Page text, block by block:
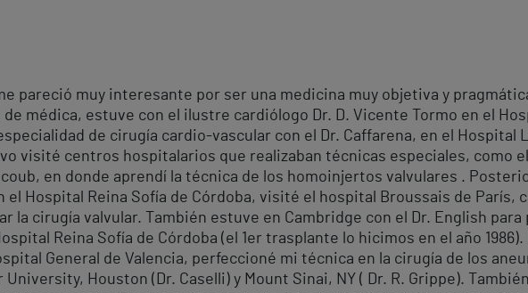
pareció muy interesante por ser una medicina muy objetiva y
médica, estuve con el ilustre cardiólogo Dr. D. Vicente Tormo en el
de cirugía cardio-vascular con el Dr. Caffarena, en el Hospital
visité centros hospitalarios que realizaban técnicas especiales, como
en donde aprendí la técnica de los homoinjertos valvulares .
Hospital Reina Sofía de Córdoba, visité el hospital Broussais de París,
la cirugía valvular. También estuve en Cambridge con el Dr. English para
Reina Sofía de Córdoba (el 1er trasplante lo hicimos en el año 1986).
General de Valencia, perfeccioné mi técnica en la cirugía de los
Houston (Dr. Caselli) y Mount Sinai, NY ( Dr. R. Grippe).